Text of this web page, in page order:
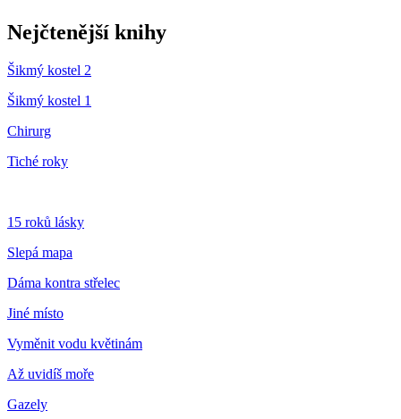
Nejčtenější knihy
Šikmý kostel 2
Šikmý kostel 1
Chirurg
Tiché roky
15 roků lásky
Slepá mapa
Dáma kontra střelec
Jiné místo
Vyměnit vodu květinám
Až uvidíš moře
Gazely